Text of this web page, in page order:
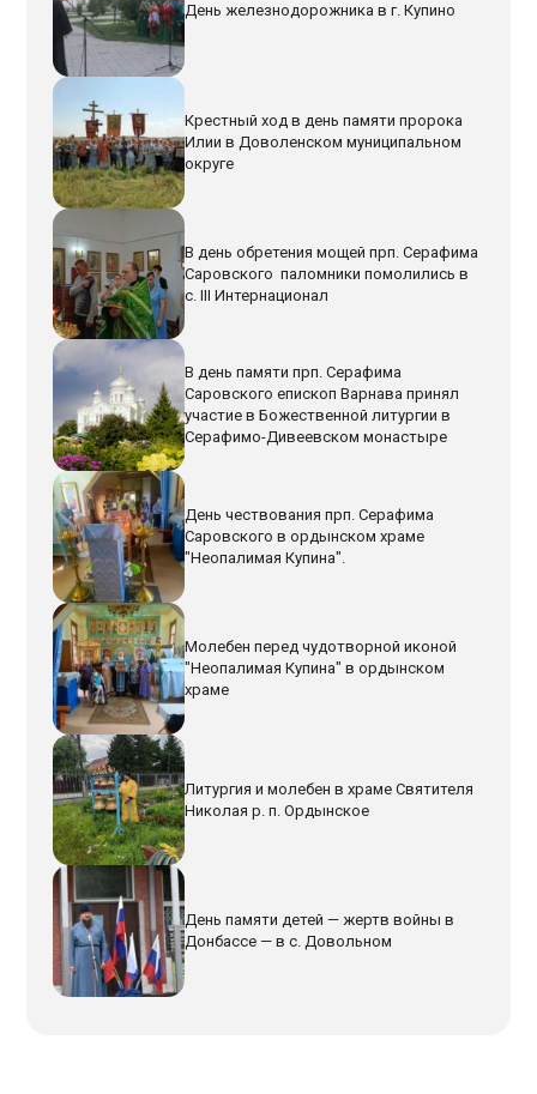
День железнодорожника в г. Купино
Крестный ход в день памяти пророка
Илии в Доволенском муниципальном
округе
В день обретения мощей прп. Серафима
Саровского паломники помолились в
с. III Интернационал
В день памяти прп. Серафима
Саровского епископ Варнава принял
участие в Божественной литургии в
Серафимо-Дивеевском монастыре
День чествования прп. Серафима
Саровского в ордынском храме
"Неопалимая Купина".
Молебен перед чудотворной иконой
"Неопалимая Купина" в ордынском
храме
Литургия и молебен в храме Святителя
Николая р. п. Ордынское
День памяти детей — жертв войны в
Донбассе — в с. Довольном